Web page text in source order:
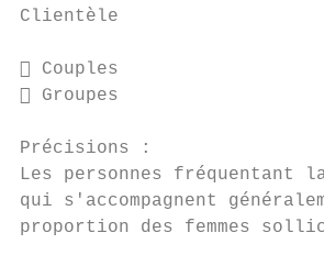
Clientèle
 Couples
 Groupes
Précisions :
Les personnes fréquentant
qui s'accompagnent
proportion des femmes